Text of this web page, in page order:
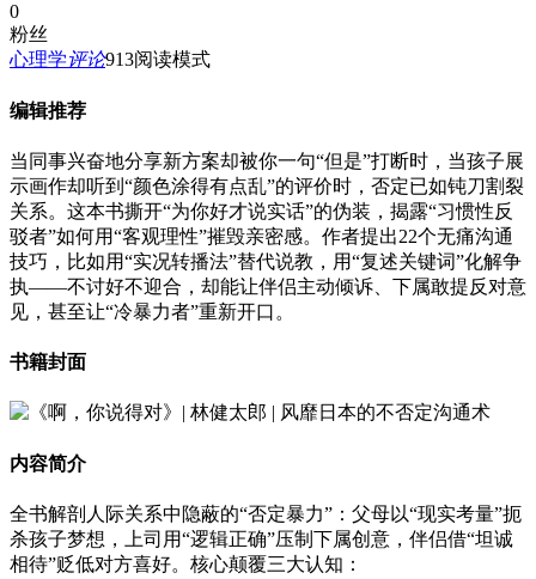
0
粉丝
心理学评论913阅读模式
编辑推荐
当同事兴奋地分享新方案却被你一句“但是”打断时，当孩子展
示画作却听到“颜色涂得有点乱”的评价时，否定已如钝刀割裂
关系。这本书撕开“为你好才说实话”的伪装，揭露“习惯性反
驳者”如何用“客观理性”摧毁亲密感。作者提出22个无痛沟通
技巧，比如用“实况转播法”替代说教，用“复述关键词”化解争
执——不讨好不迎合，却能让伴侣主动倾诉、下属敢提反对意
见，甚至让“冷暴力者”重新开口。
书籍封面
内容简介
全书解剖人际关系中隐蔽的“否定暴力”：父母以“现实考量”扼
杀孩子梦想，上司用“逻辑正确”压制下属创意，伴侣借“坦诚
相待”贬低对方喜好。核心颠覆三大认知：